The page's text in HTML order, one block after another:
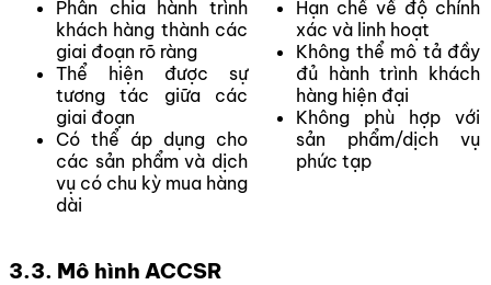
Phân chia hành trình
khách hàng thành các
giai đoạn rõ ràng
Thể hiện được sự
tương tác giữa các
giai đoạn
Có thể áp dụng cho
các sản phẩm và dịch
vụ có chu kỳ mua hàng
dài
Hạn chế về độ chính
xác và linh hoạt
Không thể mô tả đầy
đủ hành trình khách
hàng hiện đại
Không phù hợp với
sản phẩm/dịch vụ
phức tạp
3.3. Mô hình ACCSR